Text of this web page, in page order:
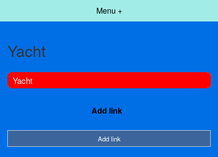
Menu +
Yacht
Yacht
Add link
Add link